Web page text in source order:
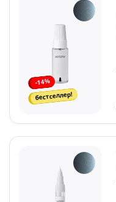
-14%
бестселлер!